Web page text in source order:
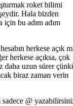
roket bilimi
Hala bizden
için bu adım adım
herkese açık
herkese açıksa, çok
daha uzun sürer
biraz zaman verin
sadece @